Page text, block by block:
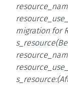
migration for